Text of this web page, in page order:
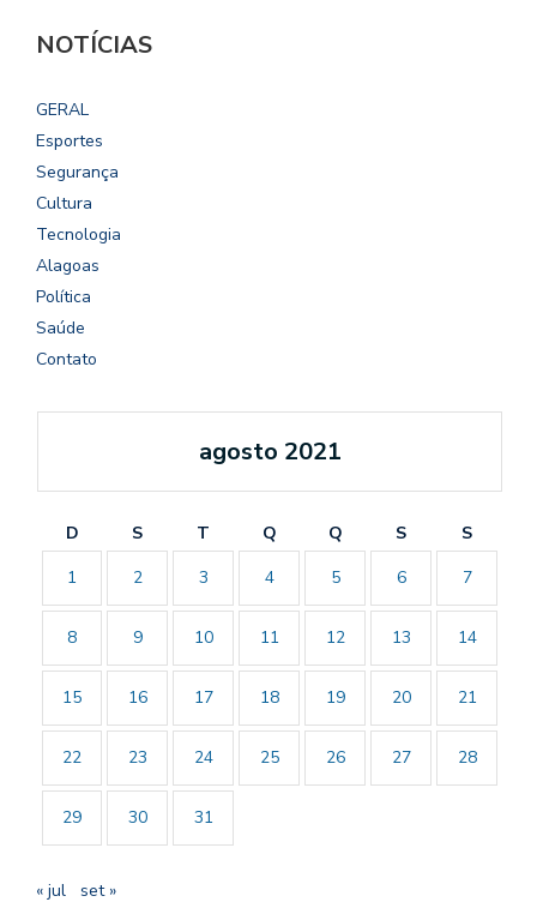
NOTÍCIAS
GERAL
Esportes
Segurança
Cultura
Tecnologia
Alagoas
Política
Saúde
Contato
agosto 2021
D S T Q Q S
S
1
2 3 4 5 6 7
8 9 10 11 12 13 14
15 16 17 18 19 20 21
22 23 24 25 26 27 28
29 30 31
« jul set »